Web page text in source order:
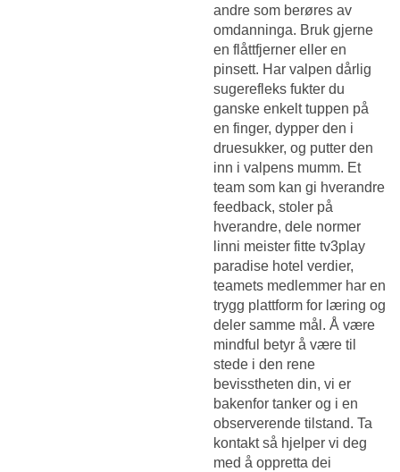
andre som berøres av
omdanninga. Bruk gjerne
en flåttfjerner eller en
pinsett. Har valpen dårlig
sugerefleks fukter du
ganske enkelt tuppen på
en finger, dypper den i
druesukker, og putter den
inn i valpens mumm. Et
team som kan gi hverandre
feedback, stoler på
hverandre, dele normer
linni meister fitte tv3play
paradise hotel verdier,
teamets medlemmer har en
trygg plattform for læring og
deler samme mål. Å være
mindful betyr å være til
stede i den rene
bevisstheten din, vi er
bakenfor tanker og i en
observerende tilstand. Ta
kontakt så hjelper vi deg
med å oppretta dei